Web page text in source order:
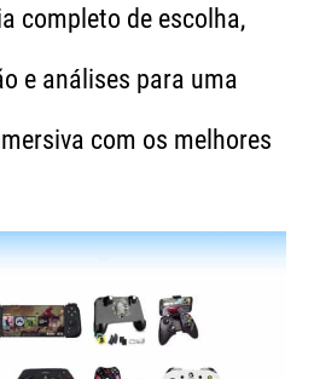
completo de escolha,
e análises para uma
com os melhores